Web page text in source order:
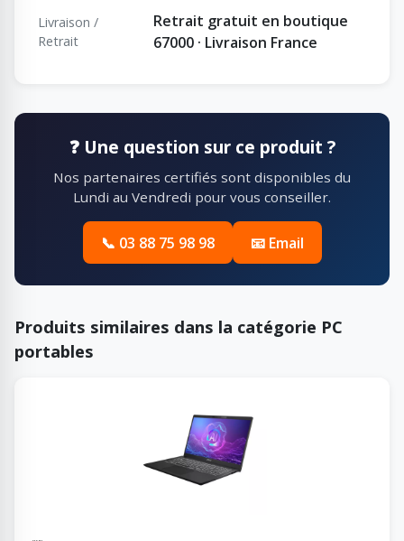
Livraison /
Retrait
Retrait gratuit en boutique
67000 · Livraison France
❓ Une question sur ce produit ?
Nos partenaires certifiés sont disponibles du
Lundi au Vendredi pour vous conseiller.
📞 03 88 75 98 98 📧 Email
Produits similaires dans la catégorie PC
portables